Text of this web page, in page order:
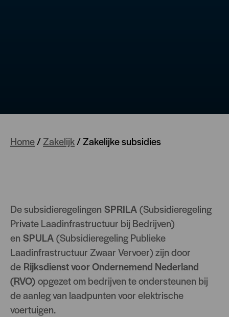
Home/Zakelijk/Zakelijke subsidies
De subsidieregelingen SPRILA(Subsidieregeling
Private Laadinfrastructuur bij Bedrijven)
en SPULA(Subsidieregeling Publieke
Laadinfrastructuur Zwaar Vervoer) zijn door
de Rijksdienst voor Ondernemend Nederland
(RVO)opgezet om bedrijven te ondersteunen bij
de aanleg van laadpunten voor elektrische
voertuigen.